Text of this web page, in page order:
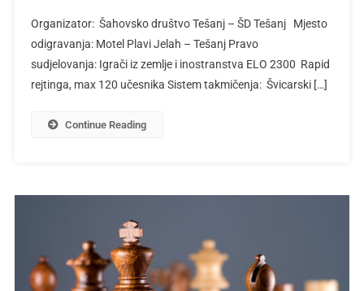
Organizator: Šahovsko društvo Tešanj – ŠD Tešanj Mjesto
odigravanja: Motel Plavi Jelah – Tešanj Pravo
sudjelovanja: Igrači iz zemlje i inostranstva ELO 2300 Rapid
rejtinga, max 120 učesnika Sistem takmičenja: Švicarski […]
Continue Reading